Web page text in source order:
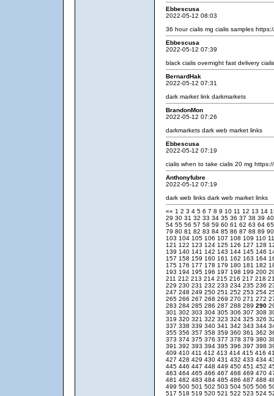
Ebbescusa
2022-05-12 08:03
36 hour cialis mg cialis samples
Ebbescusa
2022-05-12 07:39
black cialis overnight fast delivery
BernardHak
2022-05-12 07:31
dark market link darkmarkets
BrandonMon
2022-05-12 07:26
darkmarkets dark web market links
Ebbescusa
2022-05-12 07:19
cialis when to take cialis 20 mg
Anthonyfubre
2022-05-12 07:19
dark web links dark web market links
«« 1 2 3 4 5 6 7 8 9 10 11 12 13 14
29 30 31 32 33 34 35 36 37 38 39
54 55 56 57 58 59 60 61 62 63 64
79 80 81 82 83 84 85 86 87 88 89
103 104 105 106 107 108 109 110
121 122 123 124 125 126 127 128
139 140 141 142 143 144 145 146
157 158 159 160 161 162 163 164
175 176 177 178 179 180 181 182
193 194 195 196 197 198 199 200
211 212 213 214 215 216 217 218
229 230 231 232 233 234 235 236
247 248 249 250 251 252 253 254
265 266 267 268 269 270 271 272
283 284 285 286 287 288 289 290
301 302 303 304 305 306 307 308
319 320 321 322 323 324 325 326
337 338 339 340 341 342 343 344
355 356 357 358 359 360 361 362
373 374 375 376 377 378 379 380
391 392 393 394 395 396 397 398
409 410 411 412 413 414 415 416
427 428 429 430 431 432 433 434
445 446 447 448 449 450 451 452
463 464 465 466 467 468 469 470
481 482 483 484 485 486 487 488
499 500 501 502 503 504 505 506
517 518 519 520 521 522 523 524